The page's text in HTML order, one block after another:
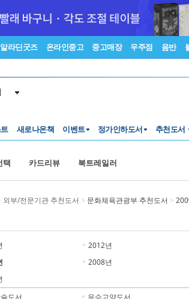
알라딘굿즈 온라인중고 중고매장 우주점 음반
새로나온책 이벤트 정가인하도서 추천도서
택 카드리뷰 북트레일러
외부/전문기관 추천도서 > 문화체육관광부 추천도서 >
2012년
2008년
도서
우수교양도서